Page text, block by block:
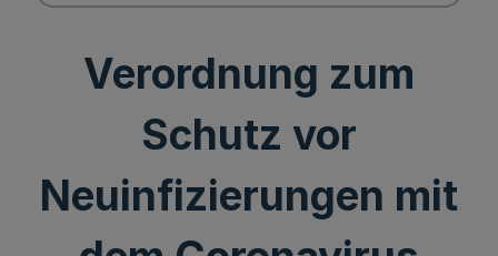
Verordnung zum
Schutz vor
Neuinfizierungen mit